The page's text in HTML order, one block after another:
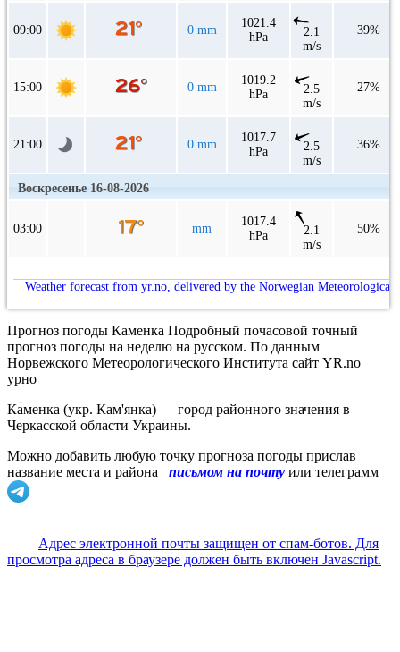
09:00 0 mm
1021.4
hPa
2.1
m/s
39%
15:00 0 mm
1019.2
hPa
2.5
m/s
27%
21:00 0 mm
1017.7
hPa
2.5
m/s
36%
Воскресенье 16-08-2026
03:00 mm
1017.4
hPa
2.1
m/s
50%
Weather forecast from yr.no, delivered by the Norwegian Meteorological
Прогноз погоды Каменка Подробный почасовой точный
прогноз погоды на неделю на русском. По данным
Норвежского Метеорологического Института сайт YR.no
урно
Ка́менка (укр. Кам'янка) — город районного значения в
Черкасской области Украины.
Можно добавить любую точку прогноза погоды прислав
название места и района
письмом на почту или телеграмм
Адрес электронной почты защищен от спам-ботов. Для
просмотра адреса в браузере должен быть включен Javascript.